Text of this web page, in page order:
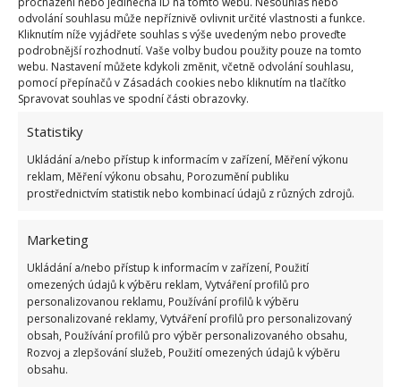
odvolání souhlasu může nepříznivě ovlivnit určité vlastnosti a funkce.
Kliknutím níže vyjádřete souhlas s výše uvedeným nebo proveďte
podrobnější rozhodnutí. Vaše volby budou použity pouze na tomto
webu. Nastavení můžete kdykoli změnit, včetně odvolání souhlasu,
pomocí přepínačů v Zásadách cookies nebo kliknutím na tlačítko
Spravovat souhlas ve spodní části obrazovky.
Statistiky
Ukládání a/nebo přístup k informacím v zařízení, Měření výkonu
reklam, Měření výkonu obsahu, Porozumění publiku
prostřednictvím statistik nebo kombinací údajů z různých zdrojů.
Marketing
Ukládání a/nebo přístup k informacím v zařízení, Použití
omezených údajů k výběru reklam, Vytváření profilů pro
personalizovanou reklamu, Používání profilů k výběru
personalizované reklamy, Vytváření profilů pro personalizovaný
obsah, Používání profilů pro výběr personalizovaného obsahu,
Rozvoj a zlepšování služeb, Použití omezených údajů k výběru
obsahu.
Pokud se to stane i vám, umístěte chleba na několik
vteřin na mastnou hladinu a nechte ho tuk
absorbovat.
Měkké a čerstvé potraviny
Plátek chleba pomůže udržet další potraviny, jako
jsou třeba domácí sušenky měkké a čerstvé. Vložte
krajíc chleba do dózy k sušenkám.
Čistí fotky a olejomalby
Plátek chleba má dokonalou strukturu pro mazání
šmuh a jiných nečistot z lesklých fotek a olejomaleb.
Nepoškodí materiál a funguje skvěle. Než vyhodíte
chléb, který vám zůstal, vyzkoušejte některý
z uvedených tipů.